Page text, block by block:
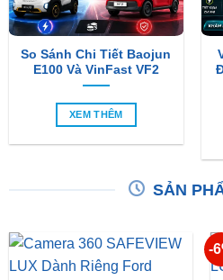
So Sánh Chi Tiết Baojun
E100 Và VinFast VF2
XEM THÊM
SẢN
Camera 360 SAFEVIEW